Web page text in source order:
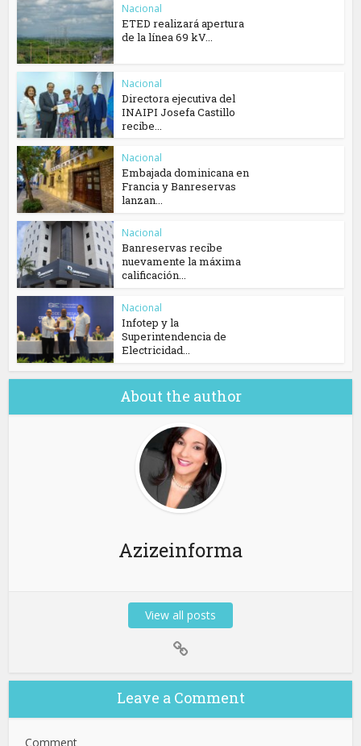
Nacional
ETED realizará apertura
de la línea 69 kV...
Nacional
Directora ejecutiva del
INAIPI Josefa Castillo
recibe...
Nacional
Embajada dominicana en
Francia y Banreservas
lanzan...
Nacional
Banreservas recibe
nuevamente la máxima
calificación...
Nacional
Infotep y la
Superintendencia de
Electricidad...
About the author
Azizeinforma
View all posts
Leave a Comment
Comment